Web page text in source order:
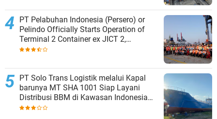
PT Pelabuhan Indonesia (Persero) or
Pelindo Officially Starts Operation of
Terminal 2 Container ex JICT 2,
Strengthening Productivity of Tanjung
PT Solo Trans Logistik melalui Kapal
barunya MT SHA 1001 Siap Layani
Distribusi BBM di Kawasan Indonesia
bagian Timur